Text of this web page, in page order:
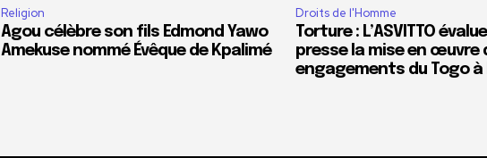
Religion
Agou célèbre son fils Edmond Yawo
Amekuse nommé Évêque de Kpalimé
Droits de l'Homme
Torture : L’ASVITTO
presse la mise en œuvre
engagements du Togo à